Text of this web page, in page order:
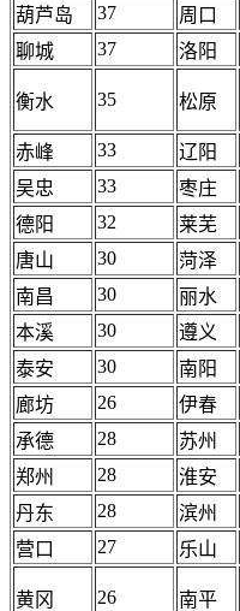
葫芦岛
37 周口
聊城
37 洛阳
衡水 35 松原
赤峰 33 辽阳
吴忠
33 枣庄
德阳
32 莱芜
唐山
30 菏泽
南昌
30 丽水
本溪
30 遵义
泰安
30 南阳
廊坊
26 伊春
承德
28 苏州
郑州
28 淮安
丹东
28 滨州
营口
27 乐山
黄冈 26 南平